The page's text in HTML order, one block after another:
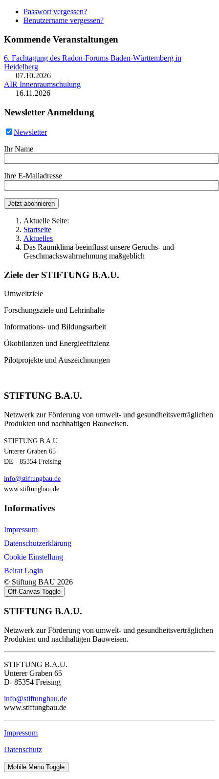
Passwort vergessen?
Benutzername vergessen?
Kommende Veranstaltungen
6. Fachtagung des Radon-Forums Baden-Württemberg in
Heidelberg
07.10.2026
AIR Innenraumschulung
16.11.2026
Newsletter Anmeldung
Newsletter
Ihr Name
Ihre E-Mailadresse
Aktuelle Seite:
Startseite
Aktuelles
Das Raumklima beeinflusst unsere Geruchs- und
Geschmackswahrnehmung maßgeblich
Ziele der STIFTUNG B.A.U.
Umweltziele
Forschungsziele und Lehrinhalte
Informations- und Bildungsarbeit
Ökobilanzen und Energieeffizienz
Pilotprojekte und Auszeichnungen
STIFTUNG B.A.U.
Netzwerk zur Förderung von umwelt- und gesundheitsverträglichen
Produkten und nachhaltigen Bauweisen.
STIFTUNG B.A.U.
Unterer Graben 65
DE - 85354 Freising
info@stiftungbau.de
www.stiftungbau.de
Informatives
Impressum
Datenschutzerklärung
Cookie Einstellung
Beirat Login
© Stiftung BAU 2026
Off-Canvas Toggle
STIFTUNG B.A.U.
Netzwerk zur Förderung von umwelt- und gesundheitsverträglichen
Produkten und nachhaltigen Bauweisen.
STIFTUNG B.A.U.
Unterer Graben 65
D- 85354 Freising
info@stiftungbau.de
www.stiftungbau.de
Impressum
Datenschutz
Mobile Menu Toggle